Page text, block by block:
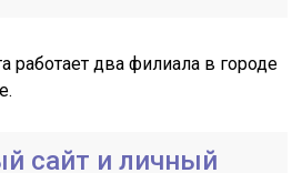
работает два филиала в городе
сайт и личный